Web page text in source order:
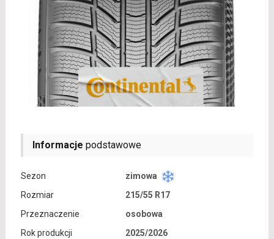
Informacje podstawowe
Sezon
zimowa
Rozmiar
215/55 R17
Przeznaczenie
osobowa
Rok produkcji
2025/2026